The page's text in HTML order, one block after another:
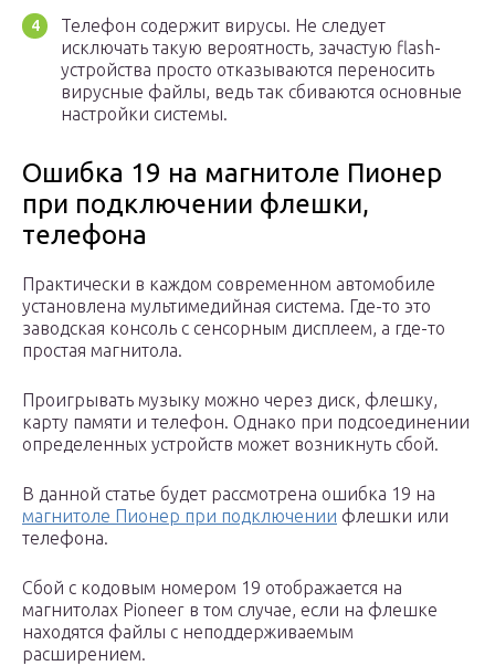
Телефон содержит вирусы. Не следует
исключать такую вероятность, зачастую flash-
устройства просто отказываются переносить
вирусные файлы, ведь так сбиваются основные
настройки системы.
Ошибка 19 на магнитоле Пионер
при подключении флешки,
телефона
Практически в каждом современном автомобиле
установлена мультимедийная система. Где-то это
заводская консоль с сенсорным дисплеем, а где-то
простая магнитола.
Проигрывать музыку можно через диск, флешку,
карту памяти и телефон. Однако при подсоединении
определенных устройств может возникнуть сбой.
В данной статье будет рассмотрена ошибка 19 на
магнитоле Пионер при подключении флешки или
телефона.
Сбой с кодовым номером 19 отображается на
магнитолах Pioneer в том случае, если на флешке
находятся файлы с неподдерживаемым
расширением.